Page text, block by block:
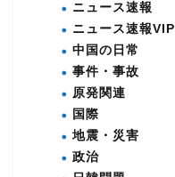
ニュース速報
ニュース速報VIP
中国の日常
事件・事故
原発関連
国際
地震・災害
政治